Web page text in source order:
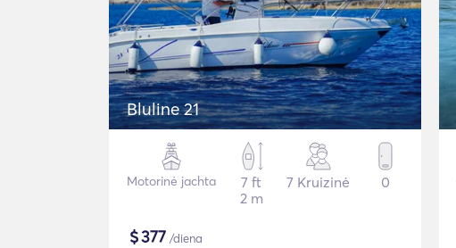
Bluline 21
Motorinė jachta
7 ft
2 m
7 Kruizinė 0
$377 /diena